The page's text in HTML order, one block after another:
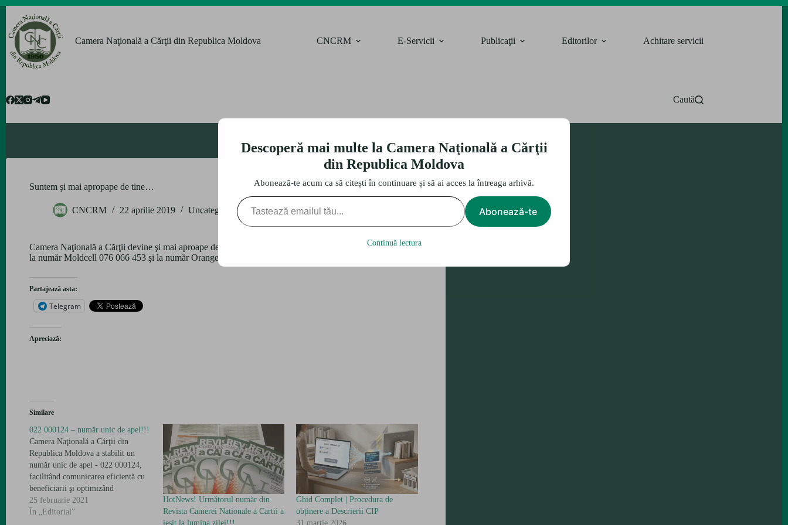
conținut
Camera Naţională a Cărţii din Republica Moldova
CNCRM E-Servicii Publicaţii Editorilor Achitare servicii
Caută
Suntem şi mai apropape de tine…
CNCRM 22 aprilie 2019 Uncategorized
Camera Naţională a Cărţii devine şi mai aproape de partenerii şi beneficiarii săi. Acum ne puteţi contacta
la număr Moldcell 076 066 453 şi la număr Orange 069 555 435
Partajează asta:
Telegram
Apreciază:
Similare
022 000124 – număr unic de apel!!!
Camera Naţională a Cărţii din
Republica Moldova a stabilit un
număr unic de apel - 022 000124,
facilitând comunicarea eficientă cu
beneficiarii şi optimizând
cheltuielile. Detalii - Contacte
25 februarie 2021
În „Editorial”
HotNews! Următorul număr din
Revista Camerei Nationale a Cartii a
ieșit la lumina zilei!!!
Ghid Complet | Procedura de
obținere a Descrierii CIP
31 martie 2026
Descoperă mai multe la Camera Naţională a Cărţii
din Republica Moldova
Abonează-te acum ca să citești în continuare și să ai acces la întreaga arhivă.
Tastează emailul tău...
Abonează-te
Continuă lectura